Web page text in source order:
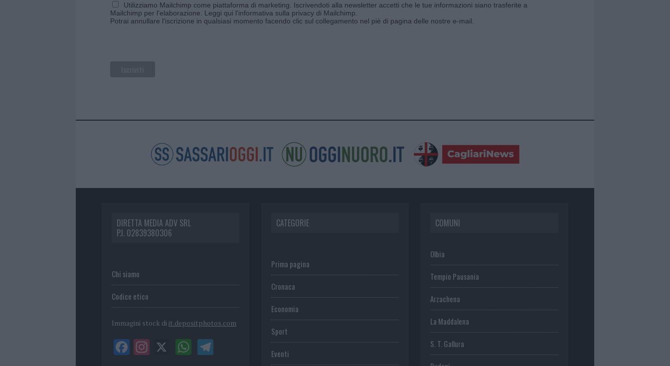
Utilizziamo Mailchimp come piattaforma di marketing. Iscrivendoti alla newsletter accetti che le tue informazioni siano trasferite a
Mailchimp per l'elaborazione. Leggi qui l'informativa sulla privacy di Mailchimp
Potrai annullare l'iscrizione in qualsiasi momento facendo clic sul collegamento nel piè di pagina delle nostre e-mail.
DIRETTA MEDIA ADV SRL
P.I. 02839380306
Chi siamo
Codice etico
Immagini stock di it.depositphotos.com
CATEGORIE
Prima pagina
Cronaca
Economia
Sport
Eventi
COMUNI
Olbia
Tempio Pausania
Arzachena
La Maddalena
S. T. Gallura